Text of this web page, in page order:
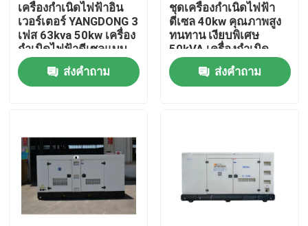
บ้าน
สินค้า
เกี่ยวกับเรา
ทัวร์โรงงาน
เครื่องกำเนิดไฟฟ้าอิน
เวอร์เตอร์ YANGDONG 3
เฟส 63kva 50kw เครื่อง
กำเนิดไฟฟ้าดีเซลแบบ
เงียบสำหรับใช้ในบ้าน
แบบพกพา สำรอง
ส่งคำถาม
ชุดเครื่องกำเนิดไฟฟ้า
ดีเซล 40kw คุณภาพสูง
ทนทาน เงียบพิเศษ
50kVA เครื่องกำเนิด
ไฟฟ้าดีเซลสำรองแบบ
พกพา เครื่องกำเนิด
ไฟฟ้ากำลังสูง
ส่งคำถาม